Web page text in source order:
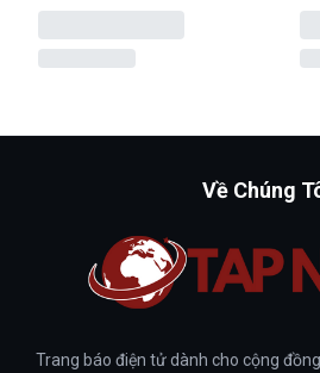
Về Chúng
Trang báo điện tử dành cho cộng